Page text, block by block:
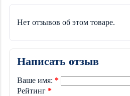
Нет отзывов об этом товаре.
Написать отзыв
Ваше имя:
Рейтинг